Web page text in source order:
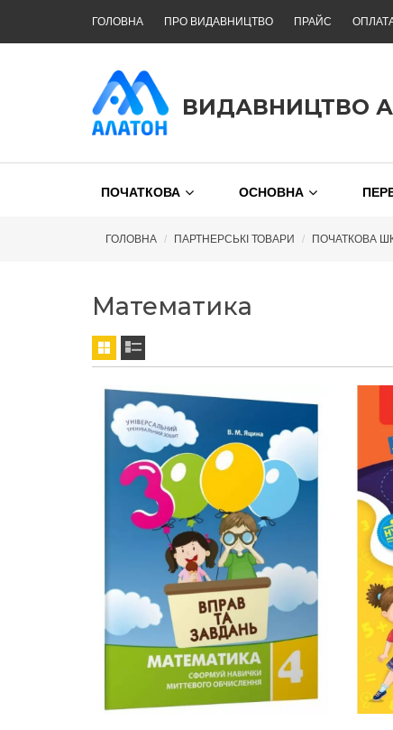
ГОЛОВНА ПРО ВИДАВНИЦТВО ПРАЙС
ВИДАВНИЦТВО
ПОЧАТКОВА ОСНОВНА
ГОЛОВНА ПАРТНЕРСЬКІ ТОВАРИ ПОЧАТКОВА
Математика